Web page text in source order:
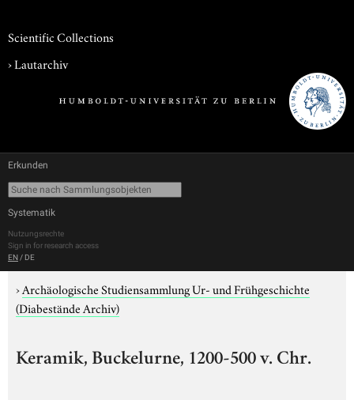
Scientific Collections
›Lautarchiv
Erkunden
Systematik
Nutzungsrechte
Sign in for research access
EN / DE
›Archäologische Studiensammlung Ur- und Frühgeschichte
(Diabestände Archiv)
Keramik, Buckelurne, 1200-500 v. Chr.